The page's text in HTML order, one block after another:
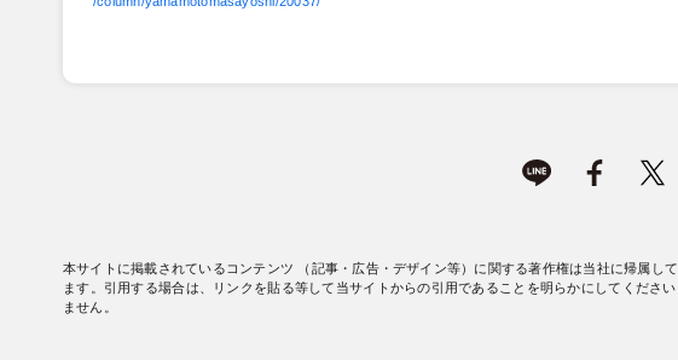
本サイトに掲載されているコンテンツ （記事・広告・デザイン等）に関する著作権は当社に帰属し
ます。引用する場合は、リンクを貼る等して当サイトからの引用であることを明らかにしてくださ
ません。